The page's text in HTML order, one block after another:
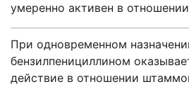
умеренно активен в
При одновременном
бензилпенициллином
действие в отношении